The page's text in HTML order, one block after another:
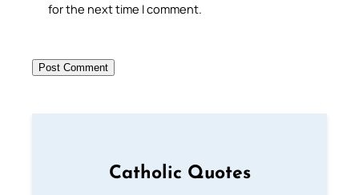
for the next time I comment.
Catholic Quotes